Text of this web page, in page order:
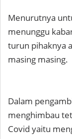
Menurutnya
menunggu
turun pihaknya
masing masing.
Dalam
menghimbau
Covid yaitu